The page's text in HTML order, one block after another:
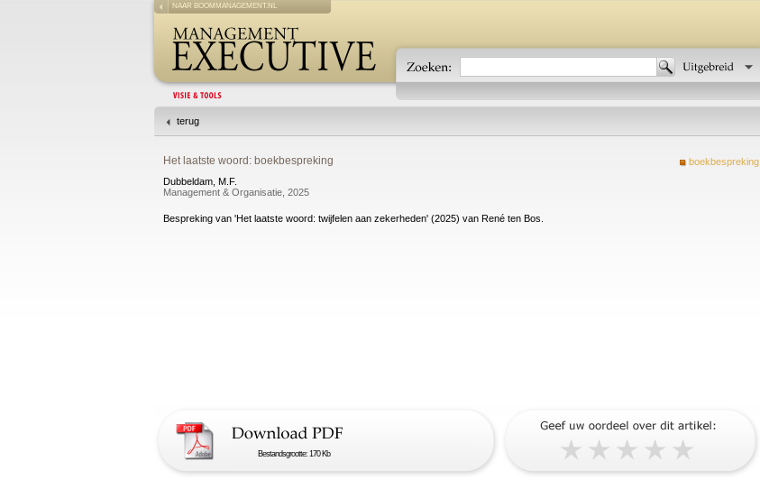
NAAR BOOMMANAGEMENT.NL
terug
boekbespreking
Het laatste woord: boekbespreking
Dubbeldam, M.F.
Management & Organisatie, 2025
Bespreking van 'Het laatste woord: twijfelen aan zekerheden' (2025) van René ten Bos.
Bestandsgrootte: 170 Kb